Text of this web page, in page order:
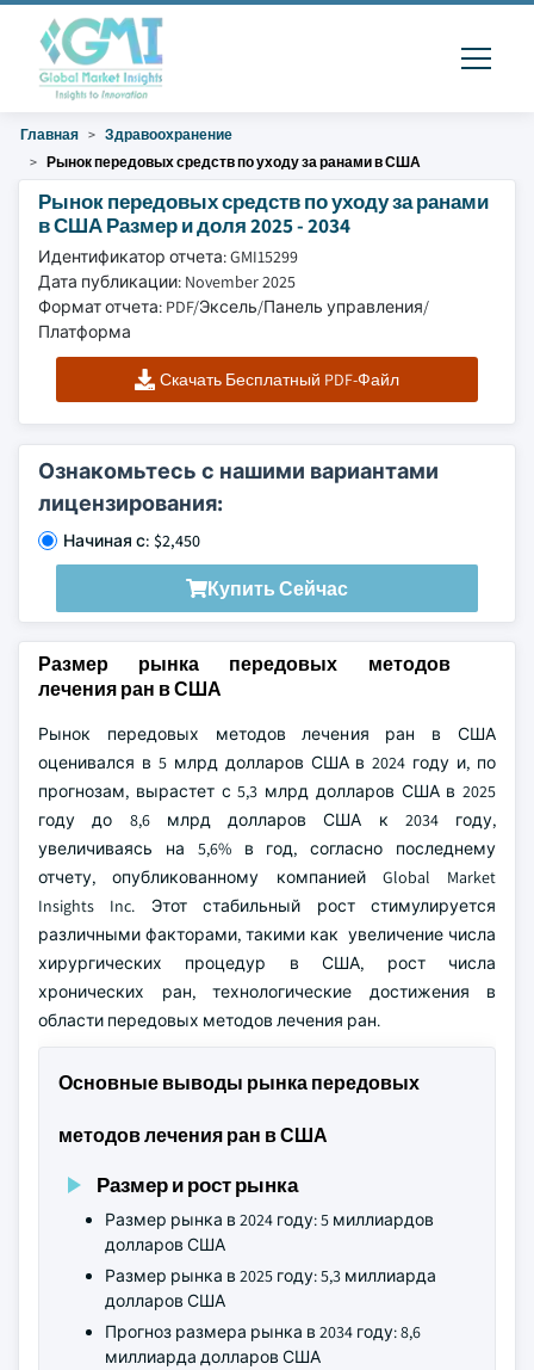
Главная
Здравоохранение
Рынок передовых средств по уходу за ранами в США
Рынок передовых средств по уходу за ранами
в США Размер и доля 2025 - 2034
Идентификатор отчета: GMI15299
Дата публикации: November 2025
Формат отчета: PDF/Эксель/Панель управления/
Платформа
Скачать Бесплатный PDF-Файл
Ознакомьтесь с нашими вариантами
лицензирования:
Начиная с: $2,450
Купить Сейчас
Размер рынка передовых методов
лечения ран в США
Рынок передовых методов лечения ран в США
оценивался в 5 млрд долларов США в 2024 году и, по
прогнозам, вырастет с 5,3 млрд долларов США в 2025
году до 8,6 млрд долларов США к 2034 году,
увеличиваясь на 5,6% в год, согласно последнему
отчету, опубликованному компанией Global Market
Insights Inc. Этот стабильный рост стимулируется
различными факторами, такими как увеличение числа
хирургических процедур в США, рост числа
хронических ран, технологические достижения в
области передовых методов лечения ран.
Основные выводы рынка передовых
методов лечения ран в США
Размер и рост рынка
Размер рынка в 2024 году: 5 миллиардов
долларов США
Размер рынка в 2025 году: 5,3 миллиарда
долларов США
Прогноз размера рынка в 2034 году: 8,6
миллиарда долларов США